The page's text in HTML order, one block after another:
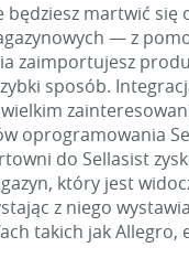
będziesz martwić się
— z
zaimportujesz
sposób.
wielkim
oprogramowania
do Sellasist
który jest
z niego
takich jak Allegro,